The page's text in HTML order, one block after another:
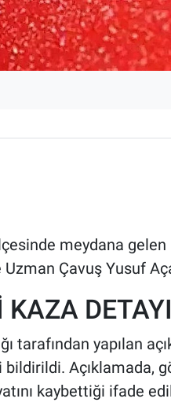
meydana
Çavuş Yusuf
KAZA DETAYI
tarafından yapılan
Açıklamada,
kaybettiği ifade